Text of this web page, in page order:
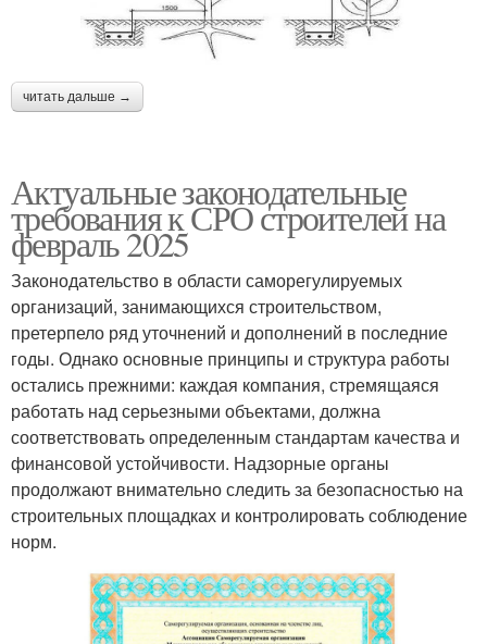
читать дальше →
Актуальные законодательные
требования к СРО строителей на
февраль 2025
Законодательство в области саморегулируемых
организаций, занимающихся строительством,
претерпело ряд уточнений и дополнений в последние
годы. Однако основные принципы и структура работы
остались прежними: каждая компания, стремящаяся
работать над серьезными объектами, должна
соответствовать определенным стандартам качества и
финансовой устойчивости. Надзорные органы
продолжают внимательно следить за безопасностью на
строительных площадках и контролировать соблюдение
норм.